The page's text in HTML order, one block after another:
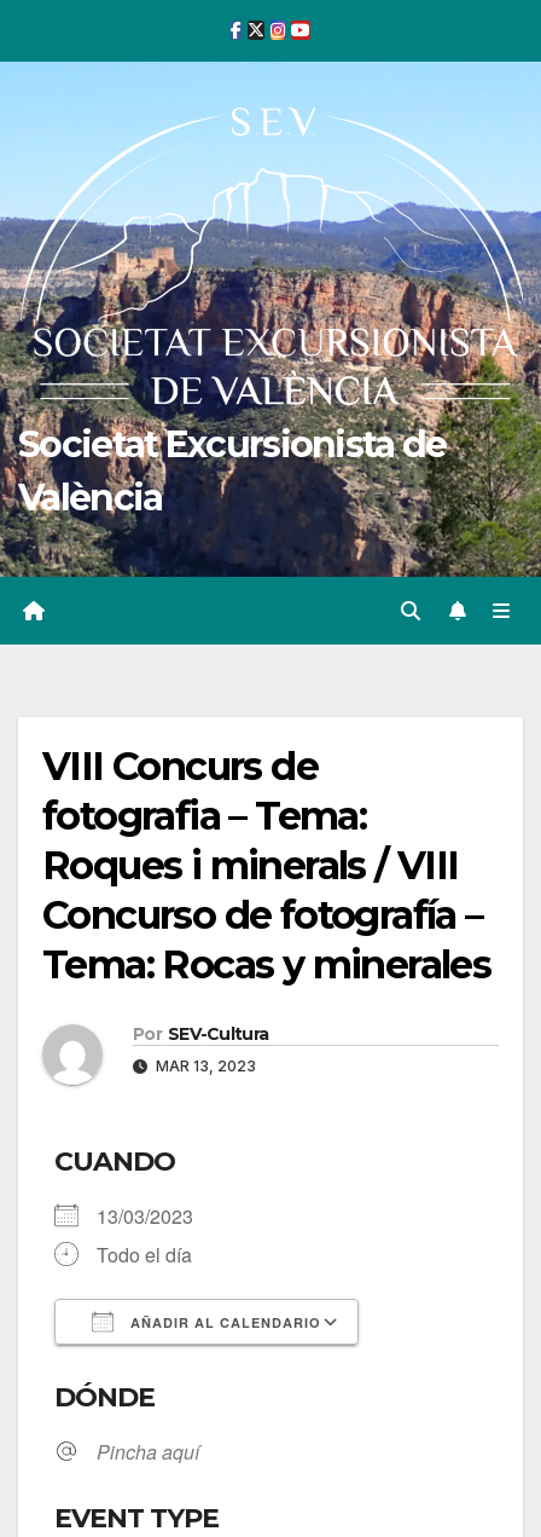
Societat Excursionista de
València
VIII Concurs de
fotografia – Tema:
Roques i minerals / VIII
Concurso de fotografía –
Tema: Rocas y minerales
Por SEV-Cultura
MAR 13, 2023
CUANDO
13/03/2023
Todo el día
AÑADIR AL CALENDARIO
DÓNDE
Pincha aquí
EVENT TYPE